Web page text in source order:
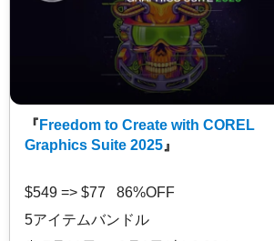
『 Freedom to Create with COREL
Graphics Suite 2025 』
$549 => $77 86%OFF
5アイテムバンドル